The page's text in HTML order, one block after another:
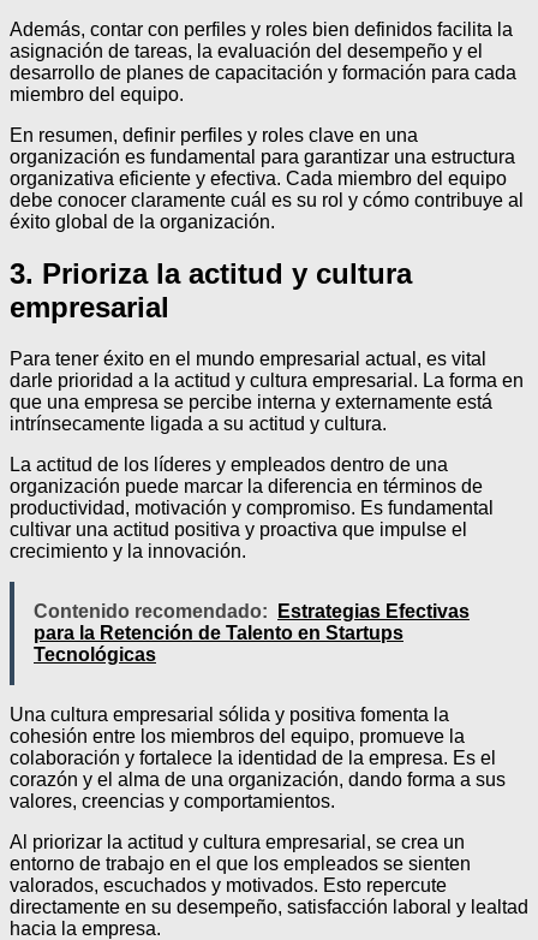
Además, contar con perfiles y roles bien definidos facilita la
asignación de tareas, la evaluación del desempeño y el
desarrollo de planes de capacitación y formación para cada
miembro del equipo.
En resumen, definir perfiles y roles clave en una
organización es fundamental para garantizar una estructura
organizativa eficiente y efectiva. Cada miembro del equipo
debe conocer claramente cuál es su rol y cómo contribuye al
éxito global de la organización.
3. Prioriza la actitud y cultura
empresarial
Para tener éxito en el mundo empresarial actual, es vital
darle prioridad a la actitud y cultura empresarial. La forma en
que una empresa se percibe interna y externamente está
intrínsecamente ligada a su actitud y cultura.
La actitud de los líderes y empleados dentro de una
organización puede marcar la diferencia en términos de
productividad, motivación y compromiso. Es fundamental
cultivar una actitud positiva y proactiva que impulse el
crecimiento y la innovación.
Contenido recomendado:
Estrategias Efectivas
para la Retención de Talento en Startups
Tecnológicas
Una cultura empresarial sólida y positiva fomenta la
cohesión entre los miembros del equipo, promueve la
colaboración y fortalece la identidad de la empresa. Es el
corazón y el alma de una organización, dando forma a sus
valores, creencias y comportamientos.
Al priorizar la actitud y cultura empresarial, se crea un
entorno de trabajo en el que los empleados se sienten
valorados, escuchados y motivados. Esto repercute
directamente en su desempeño, satisfacción laboral y lealtad
hacia la empresa.